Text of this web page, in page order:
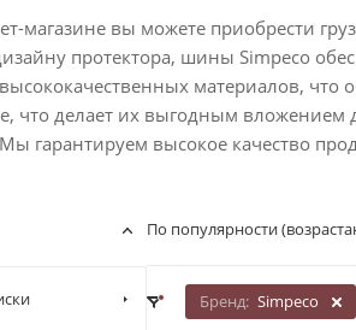
магазине вы можете приобрести
протектора, шины Simpeco
материалов, что
что делает их выгодным вложением
гарантируем высокое качество
По популярности
Бренд: Simpeco